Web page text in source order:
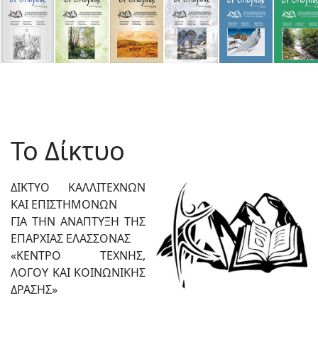
Το Δίκτυο
ΔΙΚΤΥΟ ΚΑΛΛΙΤΕΧΝΩΝ
ΚΑΙ ΕΠΙΣΤΗΜΟΝΩΝ
ΓΙΑ ΤΗΝ ΑΝΑΠΤΥΞΗ ΤΗΣ
ΕΠΑΡΧΙΑΣ ΕΛΑΣΣΟΝΑΣ
«ΚΕΝΤΡΟ ΤΕΧΝΗΣ,
ΛΟΓΟΥ ΚΑΙ ΚΟΙΝΩΝΙΚΗΣ
ΔΡΑΣΗΣ»